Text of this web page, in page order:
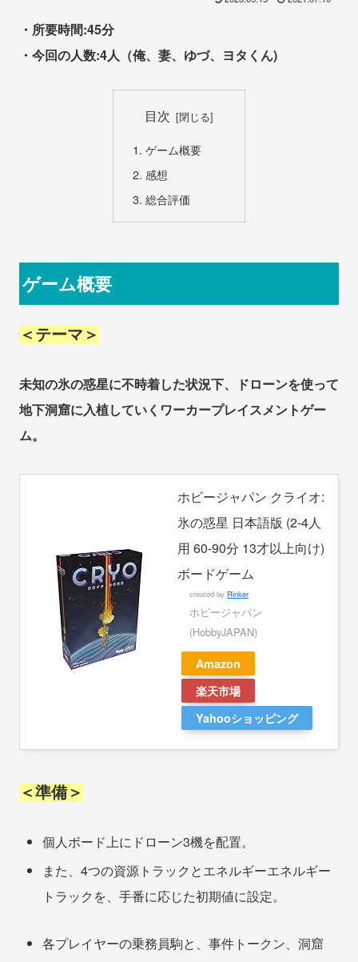
・所要時間:45分
・今回の人数:4人（俺、妻、ゆづ、ヨタくん)
目次
ゲーム概要
感想
総合評価
ゲーム概要
＜テーマ＞
未知の氷の惑星に不時着した状況下、ドローンを使って
地下洞窟に入植していくワーカープレイスメントゲー
ム。
ホビージャパン クライオ:
氷の惑星 日本語版 (2-4人
用 60-90分 13才以上向け)
ボードゲーム
created by Rinker
ホビージャパン
(HobbyJAPAN)
Amazon
楽天市場
Yahooショッピング
＜準備＞
個人ボード上にドローン3機を配置。
また、4つの資源トラックとエネルギーエネルギー
トラックを、手番に応じた初期値に設定。
各プレイヤーの乗務員駒と、事件トークン、洞窟